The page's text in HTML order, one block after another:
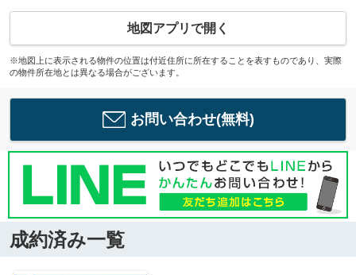
地図アプリで開く
※地図上に表示される物件の位置は付近住所に所在することを表すものであり、実際
の物件所在地とは異なる場合がございます。
お問い合わせ(無料)
成約済み一覧